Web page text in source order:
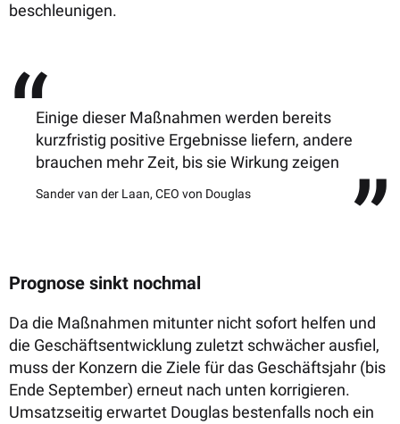
beschleunigen.
Einige dieser Maßnahmen werden bereits
kurzfristig positive Ergebnisse liefern, andere
brauchen mehr Zeit, bis sie Wirkung zeigen
Sander van der Laan, CEO von Douglas
Prognose sinkt nochmal
Da die Maßnahmen mitunter nicht sofort helfen und
die Geschäftsentwicklung zuletzt schwächer ausfiel,
muss der Konzern die Ziele für das Geschäftsjahr (bis
Ende September) erneut nach unten korrigieren.
Umsatzseitig erwartet Douglas bestenfalls noch ein